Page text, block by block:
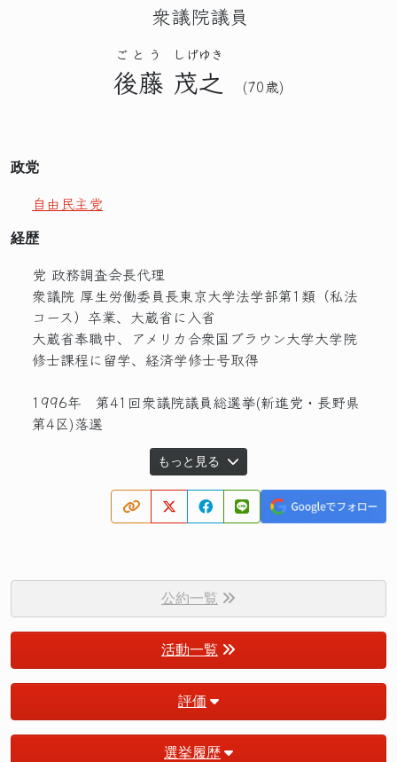
衆議院議員
後藤
ごとう
茂之
しげゆき
(70歳)
政党
自由民主党
経歴
党 政務調査会長代理
衆議院 厚生労働委員長東京大学法学部第1類（私法
コース）卒業、大蔵省に入省
大蔵省奉職中、アメリカ合衆国ブラウン大学大学院
修士課程に留学、経済学修士号取得
1996年 第41回衆議院議員総選挙(新進党・長野県
第4区)落選
もっと見る
公約一覧
活動一覧
評価
選挙履歴